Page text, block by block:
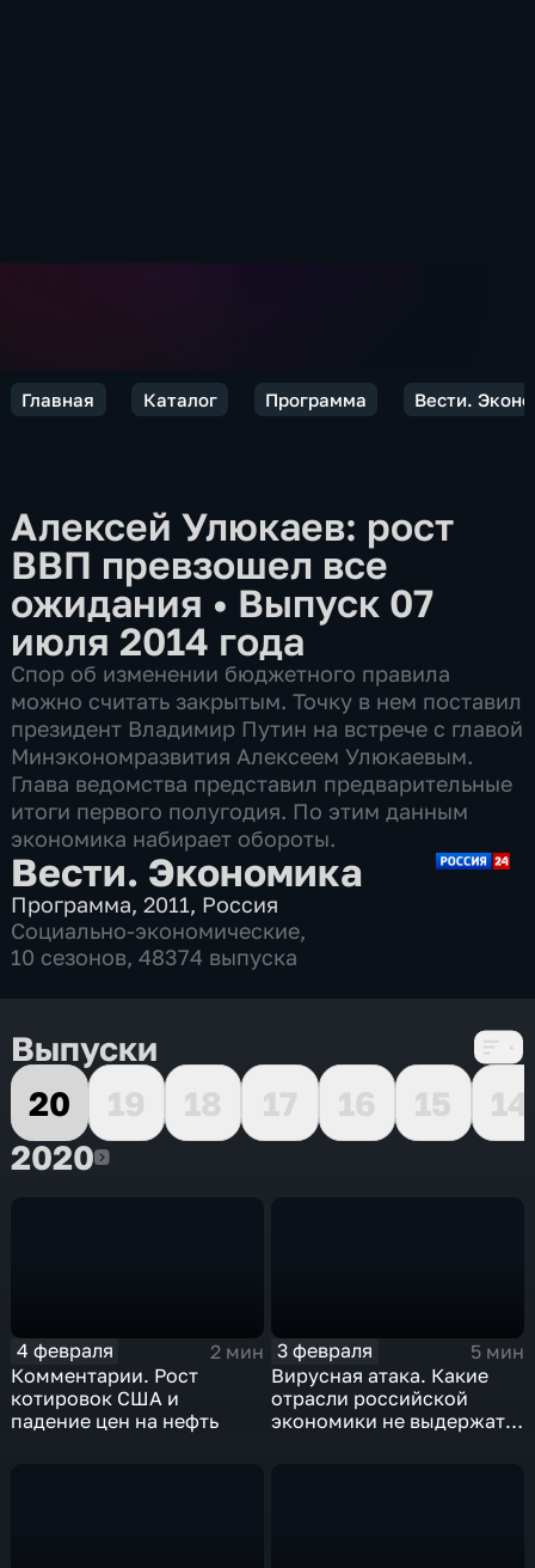
Главная Каталог Программа Вести.
Алексей Улюкаев: рост
ВВП превзошел все
ожидания • Выпуск 07
июля 2014 года
Спор об изменении бюджетного правила
можно считать закрытым. Точку в нем поставил
президент Владимир Путин на встрече с главой
Минэкономразвития Алексеем Улюкаевым.
Глава ведомства представил предварительные
итоги первого полугодия. По этим данным
экономика набирает обороты.
Вести. Экономика
Программа,2011, Россия
Социально-экономические,
10 сезонов, 48374 выпуска
Выпуски
20
19 18 17 16 15
14
20202020
4 февраля
2 мин
Комментарии. Рост
котировок США и
падение цен на нефть
3 февраля
5 мин
Вирусная атака. Какие
отрасли российской
экономики не выдержат